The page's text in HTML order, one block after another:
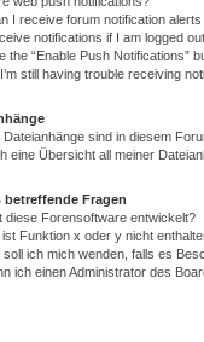
I receive forum notification
notifications if I am logged
the “Enable Push Notifications”
still having trouble receiving
Dateianhänge sind in diesem
eine Übersicht all meiner
betreffende Fragen
diese Forensoftware entwickelt?
ist Funktion x oder y nicht
soll ich mich wenden, falls es
ich einen Administrator des